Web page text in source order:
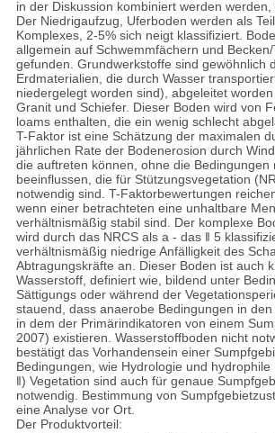
in der Diskussion kombiniert werden werden,
Der Niedrigaufzug, Uferboden werden als
Komplexes, 2-5% sich neigt klassifiziert.
allgemein auf Schwemmfächern und
gefunden. Grundwerkstoffe sind gewöhnlich
Erdmaterialien, die durch Wasser
niedergelegt worden sind), abgeleitet
Granit und Schiefer. Dieser Boden wird von
loams enthalten, die ein wenig schlecht
T-Faktor ist eine Schätzung der maximalen
jährlichen Rate der Bodenerosion durch
die auftreten können, ohne die Bedingungen
beeinflussen, die für Stützungsvegetation
notwendig sind. T-Faktorbewertungen
wenn einer betrachteten eine unhaltbare
verhältnismäßig stabil sind. Der komplexe
wird durch das NRCS als a - das ‖ 5
verhältnismäßig niedrige Anfälligkeit des
Abtragungskräfte an. Dieser Boden ist auch
Wasserstoff, definiert wie, bildend unter
Sättigungs oder während der
stauend, dass anaerobe Bedingungen in
in dem der Primärindikatoren von einem
2007) existieren. Wasserstoffboden nicht
bestätigt das Vorhandensein einer
Bedingungen, wie Hydrologie und
‖) Vegetation sind auch für genaue
notwendig. Bestimmung von
eine Analyse vor Ort.
Der Produktvorteil: